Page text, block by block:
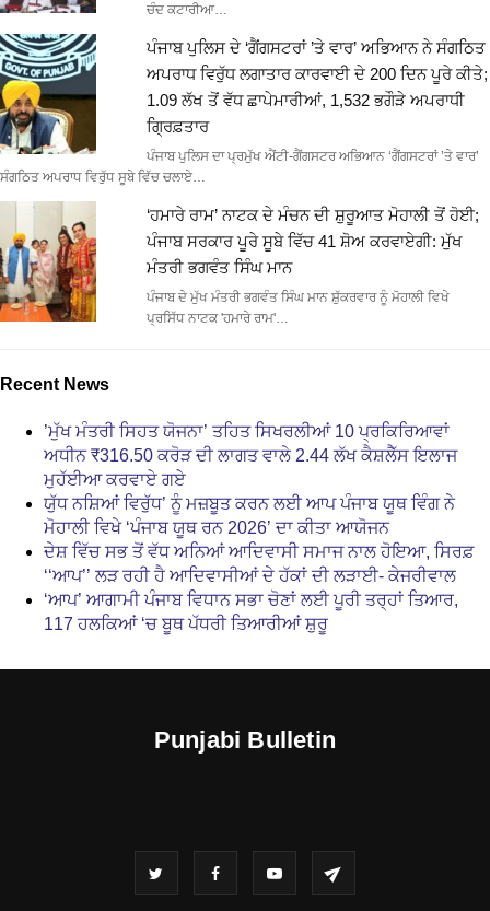
ਚੰਦ ਕਟਾਰੀਆ…
ਪੰਜਾਬ ਪੁਲਿਸ ਦੇ ‘ਗੈਂਗਸਟਰਾਂ ’ਤੇ ਵਾਰ’ ਅਭਿਆਨ ਨੇ ਸੰਗਠਿਤ
ਅਪਰਾਧ ਵਿਰੁੱਧ ਲਗਾਤਾਰ ਕਾਰਵਾਈ ਦੇ 200 ਦਿਨ ਪੂਰੇ ਕੀਤੇ;
1.09 ਲੱਖ ਤੋਂ ਵੱਧ ਛਾਪੇਮਾਰੀਆਂ, 1,532 ਭਗੌੜੇ ਅਪਰਾਧੀ
ਗ੍ਰਿਫ਼ਤਾਰ
ਪੰਜਾਬ ਪੁਲਿਸ ਦਾ ਪ੍ਰਮੁੱਖ ਐਂਟੀ-ਗੈਂਗਸਟਰ ਅਭਿਆਨ ‘ਗੈਂਗਸਟਰਾਂ ’ਤੇ ਵਾਰ’
ਸੰਗਠਿਤ ਅਪਰਾਧ ਵਿਰੁੱਧ ਸੂਬੇ ਵਿੱਚ ਚਲਾਏ…
‘ਹਮਾਰੇ ਰਾਮ’ ਨਾਟਕ ਦੇ ਮੰਚਨ ਦੀ ਸ਼ੁਰੂਆਤ ਮੋਹਾਲੀ ਤੋਂ ਹੋਈ;
ਪੰਜਾਬ ਸਰਕਾਰ ਪੂਰੇ ਸੂਬੇ ਵਿੱਚ 41 ਸ਼ੋਅ ਕਰਵਾਏਗੀ: ਮੁੱਖ
ਮੰਤਰੀ ਭਗਵੰਤ ਸਿੰਘ ਮਾਨ
ਪੰਜਾਬ ਦੇ ਮੁੱਖ ਮੰਤਰੀ ਭਗਵੰਤ ਸਿੰਘ ਮਾਨ ਸ਼ੁੱਕਰਵਾਰ ਨੂੰ ਮੋਹਾਲੀ ਵਿਖੇ
ਪ੍ਰਸਿੱਧ ਨਾਟਕ 'ਹਮਾਰੇ ਰਾਮ'…
Recent News
’ਮੁੱਖ ਮੰਤਰੀ ਸਿਹਤ ਯੋਜਨਾ’ ਤਹਿਤ ਸਿਖਰਲੀਆਂ 10 ਪ੍ਰਕਿਰਿਆਵਾਂ
ਅਧੀਨ ₹316.50 ਕਰੋੜ ਦੀ ਲਾਗਤ ਵਾਲੇ 2.44 ਲੱਖ ਕੈਸ਼ਲੈੱਸ ਇਲਾਜ
ਮੁਹੱਈਆ ਕਰਵਾਏ ਗਏ
ਯੁੱਧ ਨਸ਼ਿਆਂ ਵਿਰੁੱਧ’ ਨੂੰ ਮਜ਼ਬੂਤ ਕਰਨ ਲਈ ਆਪ ਪੰਜਾਬ ਯੂਥ ਵਿੰਗ ਨੇ
ਮੋਹਾਲੀ ਵਿਖੇ ‘ਪੰਜਾਬ ਯੂਥ ਰਨ 2026’ ਦਾ ਕੀਤਾ ਆਯੋਜਨ
ਦੇਸ਼ ਵਿੱਚ ਸਭ ਤੋਂ ਵੱਧ ਅਨਿਆਂ ਆਦਿਵਾਸੀ ਸਮਾਜ ਨਾਲ ਹੋਇਆ, ਸਿਰਫ਼
‘‘ਆਪ’’ ਲੜ ਰਹੀ ਹੈ ਆਦਿਵਾਸੀਆਂ ਦੇ ਹੱਕਾਂ ਦੀ ਲੜਾਈ- ਕੇਜਰੀਵਾਲ
‘ਆਪ’ ਆਗਾਮੀ ਪੰਜਾਬ ਵਿਧਾਨ ਸਭਾ ਚੋਣਾਂ ਲਈ ਪੂਰੀ ਤਰ੍ਹਾਂ ਤਿਆਰ,
117 ਹਲਕਿਆਂ ‘ਚ ਬੂਥ ਪੱਧਰੀ ਤਿਆਰੀਆਂ ਸ਼ੁਰੂ
Punjabi Bulletin